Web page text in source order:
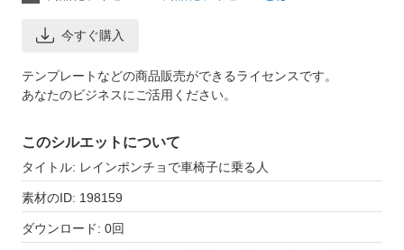
今すぐ購入
テンプレートなどの商品販売ができるライセンスです。
あなたのビジネスにご活用ください。
このシルエットについて
タイトル: レインポンチョで車椅子に乗る人
素材のID: 198159
ダウンロード: 0回